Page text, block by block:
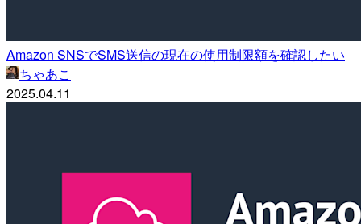
Amazon SNSでSMS送信の現在の使用制限額を確認したい
ちゃあこ
2025.04.11